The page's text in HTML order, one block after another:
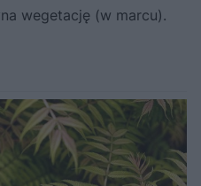
wegetację (w marcu).